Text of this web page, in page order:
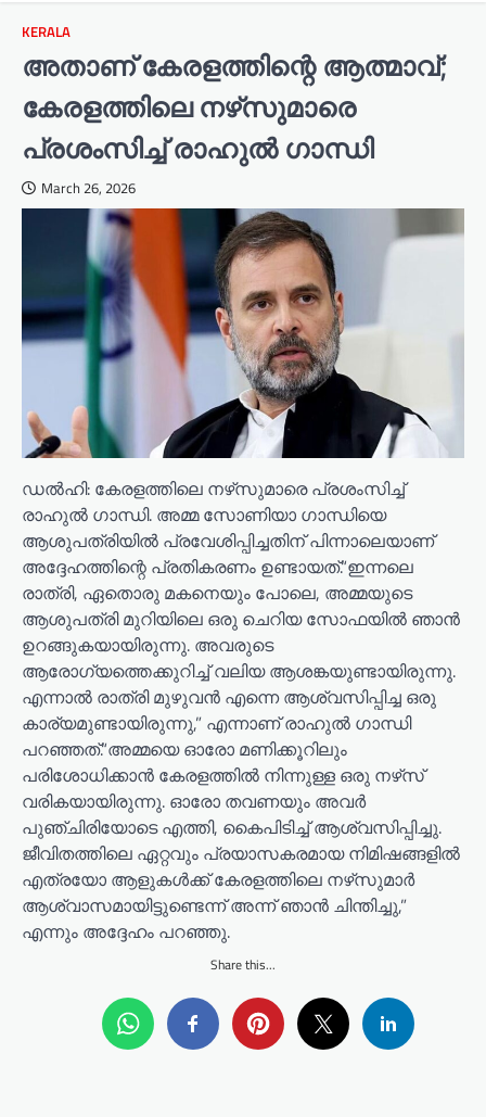
KERALA
അതാണ് കേരളത്തിന്റെ ആത്മാവ്;
കേരളത്തിലെ നഴ്‌സുമാരെ
പ്രശംസിച്ച് രാഹുല്‍ ഗാന്ധി
March 26, 2026
ഡൽഹി: കേരളത്തിലെ നഴ്‌സുമാരെ പ്രശംസിച്ച്
രാഹുല്‍ ഗാന്ധി. അമ്മ സോണിയാ ഗാന്ധിയെ
ആശുപത്രിയില്‍ പ്രവേശിപ്പിച്ചതിന് പിന്നാലെയാണ്
അദ്ദേഹത്തിന്റെ പ്രതികരണം ഉണ്ടായത്.“ഇന്നലെ
രാത്രി, ഏതൊരു മകനെയും പോലെ, അമ്മയുടെ
ആശുപത്രി മുറിയിലെ ഒരു ചെറിയ സോഫയില്‍ ഞാന്‍
ഉറങ്ങുകയായിരുന്നു. അവരുടെ
ആരോഗ്യത്തെക്കുറിച്ച് വലിയ ആശങ്കയുണ്ടായിരുന്നു.
എന്നാല്‍ രാത്രി മുഴുവന്‍ എന്നെ ആശ്വസിപ്പിച്ച ഒരു
കാര്യമുണ്ടായിരുന്നു,” എന്നാണ് രാഹുല്‍ ഗാന്ധി
പറഞ്ഞത്.“അമ്മയെ ഓരോ മണിക്കൂറിലും
പരിശോധിക്കാന്‍ കേരളത്തില്‍ നിന്നുള്ള ഒരു നഴ്‌സ്
വരികയായിരുന്നു. ഓരോ തവണയും അവര്‍
പുഞ്ചിരിയോടെ എത്തി, കൈപിടിച്ച് ആശ്വസിപ്പിച്ചു.
ജീവിതത്തിലെ ഏറ്റവും പ്രയാസകരമായ നിമിഷങ്ങളില്‍
എത്രയോ ആളുകള്‍ക്ക് കേരളത്തിലെ നഴ്‌സുമാര്‍
ആശ്വാസമായിട്ടുണ്ടെന്ന് അന്ന് ഞാന്‍ ചിന്തിച്ചു,”
എന്നും അദ്ദേഹം പറഞ്ഞു.
Share this...